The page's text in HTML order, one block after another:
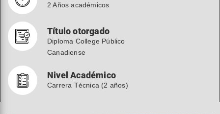
2 Años académicos
Título otorgado
Diploma College Público
Canadiense
Nivel Académico
Carrera Técnica (2 años)